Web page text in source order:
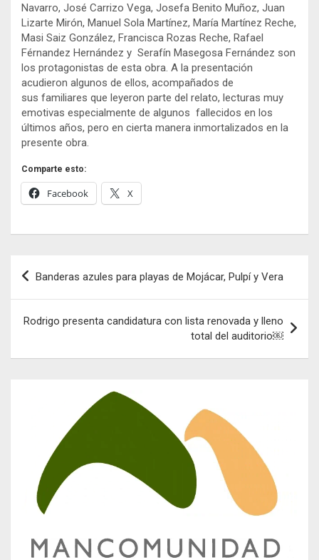
Navarro, José Carrizo Vega, Josefa Benito Muñoz, Juan
Lizarte Mirón, Manuel Sola Martínez, María Martínez Reche,
Masi Saiz González, Francisca Rozas Reche, Rafael
Férnandez Hernández y Serafín Masegosa Fernández son
los protagonistas de esta obra. A la presentación
acudieron algunos de ellos, acompañados de
sus familiares que leyeron parte del relato, lecturas muy
emotivas especialmente de algunos fallecidos en los
últimos años, pero en cierta manera inmortalizados en la
presente obra.
Comparte esto:
Facebook X
Navegación
entradas
Banderas azules para playas de Mojácar, Pulpí y Vera
Rodrigo presenta candidatura con lista renovada y lleno
total del auditorio￼